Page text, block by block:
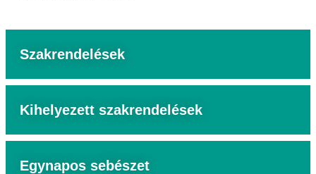
Szakrendelések
Kihelyezett szakrendelések
Egynapos sebészet